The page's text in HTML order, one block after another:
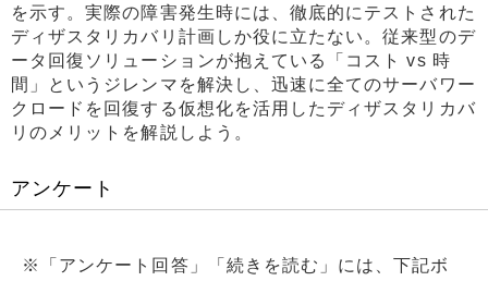
を示す。実際の障害発生時には、徹底的にテストされた
ディザスタリカバリ計画しか役に立たない。従来型のデ
ータ回復ソリューションが抱えている「コスト vs 時
間」というジレンマを解決し、迅速に全てのサーバワー
クロードを回復する仮想化を活用したディザスタリカバ
リのメリットを解説しよう。
アンケート
※「アンケート回答」「続きを読む」には、下記ボ